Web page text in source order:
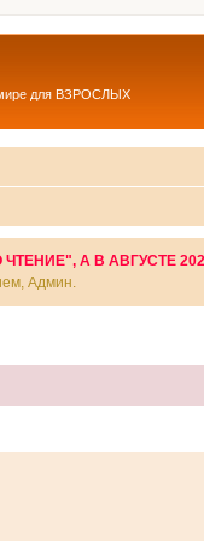
мире для ВЗРОСЛЫХ
А В АВГУСТЕ
Админ.